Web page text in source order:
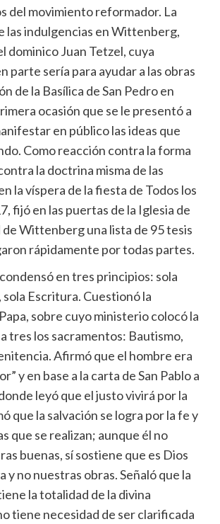
del movimiento reformador. La
las indulgencias en Wittenberg,
dominico Juan Tetzel, cuya
parte sería para ayudar a las obras
de la Basílica de San Pedro en
ocasión que se le presentó a
en público las ideas que
Como reacción contra la forma
la doctrina misma de las
la víspera de la fiesta de Todos los
fijó en las puertas de la Iglesia de
de Wittenberg una lista de 95 tesis
rápidamente por todas partes.
en tres principios: sola
sola Escritura. Cuestionó la
sobre cuyo ministerio colocó la
tres los sacramentos: Bautismo,
Afirmó que el hombre era
y en base a la carta de San Pablo a
leyó que el justo vivirá por la
que la salvación se logra por la fe y
que se realizan; aunque él no
buenas, sí sostiene que es Dios
y no nuestras obras. Señaló que la
la totalidad de la divina
tiene necesidad de ser clarificada